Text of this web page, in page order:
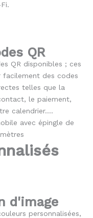
QR
QR disponibles ; ces
facilement des codes
telles que la
le paiement,
calendrier….
d'image
personnalisées,